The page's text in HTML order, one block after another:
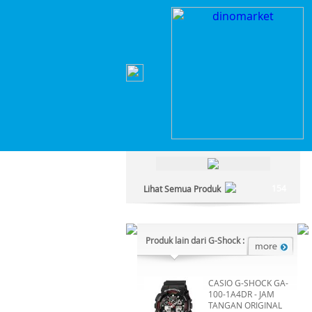
Home
G-Shock GMD-
Lihat Semua Produk
Produk lain dari G-Shock :
CASIO G-SHOCK GA-
100-1A4DR - JAM
TANGAN ORIGINAL